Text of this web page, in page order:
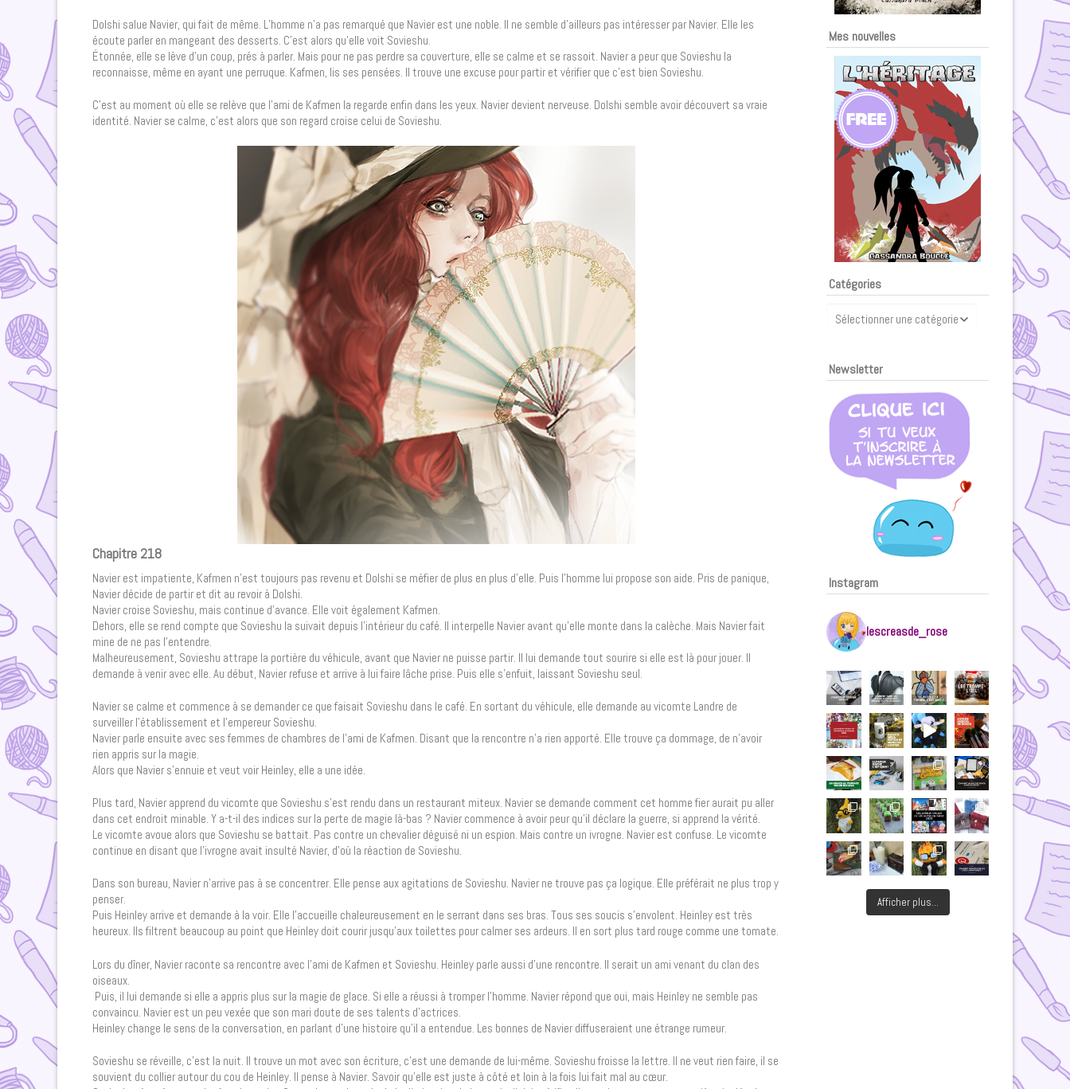
Dolshi salue Navier, qui fait de même. L’homme n’a pas remarqué que Navier est une noble. Il ne semble d’ailleurs pas intéresser par Navier. Elle les
écoute parler en mangeant des desserts. C’est alors qu’elle voit Sovieshu.
Étonnée, elle se lève d’un coup, prés à parler. Mais pour ne pas perdre sa couverture, elle se calme et se rassoit. Navier a peur que Sovieshu la
reconnaisse, même en ayant une perruque. Kafmen, lis ses pensées. Il trouve une excuse pour partir et vérifier que c’est bien Sovieshu.
C’est au moment où elle se relève que l’ami de Kafmen la regarde enfin dans les yeux. Navier devient nerveuse. Dolshi semble avoir découvert sa vraie
identité. Navier se calme, c’est alors que son regard croise celui de Sovieshu.
Chapitre 218
Navier est impatiente, Kafmen n’est toujours pas revenu et Dolshi se méfier de plus en plus d’elle. Puis l’homme lui propose son aide. Pris de panique,
Navier décide de partir et dit au revoir à Dolshi.
Navier croise Sovieshu, mais continue d’avance. Elle voit également Kafmen.
Dehors, elle se rend compte que Sovieshu la suivait depuis l’intérieur du café. Il interpelle Navier avant qu’elle monte dans la calèche. Mais Navier fait
mine de ne pas l’entendre.
Malheureusement, Sovieshu attrape la portière du véhicule, avant que Navier ne puisse partir. Il lui demande tout sourire si elle est là pour jouer. Il
demande à venir avec elle. Au début, Navier refuse et arrive à lui faire lâche prise. Puis elle s’enfuit, laissant Sovieshu seul.
Navier se calme et commence à se demander ce que faisait Sovieshu dans le café. En sortant du véhicule, elle demande au vicomte Landre de
surveiller l’établissement et l’empereur Sovieshu.
Navier parle ensuite avec ses femmes de chambres de l’ami de Kafmen. Disant que la rencontre n’a rien apporté. Elle trouve ça dommage, de n’avoir
rien appris sur la magie.
Alors que Navier s’ennuie et veut voir Heinley, elle a une idée.
Plus tard, Navier apprend du vicomte que Sovieshu s’est rendu dans un restaurant miteux. Navier se demande comment cet homme fier aurait pu aller
dans cet endroit minable. Y a-t-il des indices sur la perte de magie là-bas ? Navier commence à avoir peur qu’il déclare la guerre, si apprend la vérité.
Le vicomte avoue alors que Sovieshu se battait. Pas contre un chevalier déguisé ni un espion. Mais contre un ivrogne. Navier est confuse. Le vicomte
continue en disant que l’ivrogne avait insulté Navier, d’où la réaction de Sovieshu.
Dans son bureau, Navier n’arrive pas à se concentrer. Elle pense aux agitations de Sovieshu. Navier ne trouve pas ça logique. Elle préférait ne plus trop y
penser.
Puis Heinley arrive et demande à la voir. Elle l’accueille chaleureusement en le serrant dans ses bras. Tous ses soucis s’envolent. Heinley est très
heureux. Ils filtrent beaucoup au point que Heinley doit courir jusqu’aux toilettes pour calmer ses ardeurs. Il en sort plus tard rouge comme une tomate.
Lors du dîner, Navier raconte sa rencontre avec l’ami de Kafmen et Sovieshu. Heinley parle aussi d’une rencontre. Il serait un ami venant du clan des
oiseaux.
Puis, il lui demande si elle a appris plus sur la magie de glace. Si elle a réussi à tromper l’homme. Navier répond que oui, mais Heinley ne semble pas
convaincu. Navier est un peu vexée que son mari doute de ses talents d’actrices.
Heinley change le sens de la conversation, en parlant d’une histoire qu’il a entendue. Les bonnes de Navier diffuseraient une étrange rumeur.
Sovieshu se réveille, c’est la nuit. Il trouve un mot avec son écriture, c’est une demande de lui-même. Sovieshu froisse la lettre. Il ne veut rien faire, il se
souvient du collier autour du cou de Heinley. Il pense à Navier. Savoir qu’elle est juste à côté et loin à la fois lui fait mal au cœur.
Mes nouvelles
Catégories
Newsletter
Instagram
lescreasde_rose
Afficher plus...